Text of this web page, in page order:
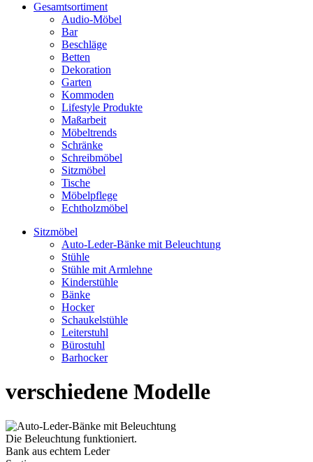
Gesamtsortiment
Audio-Möbel
Bar
Beschläge
Betten
Dekoration
Garten
Kommoden
Lifestyle Produkte
Maßarbeit
Möbeltrends
Schränke
Schreibmöbel
Sitzmöbel
Tische
Möbelpflege
Echtholzmöbel
Sitzmöbel
Auto-Leder-Bänke mit Beleuchtung
Stühle
Stühle mit Armlehne
Kinderstühle
Bänke
Hocker
Schaukelstühle
Leiterstuhl
Bürostuhl
Barhocker
verschiedene Modelle
Die Beleuchtung funktioniert.
Bank aus echtem Leder